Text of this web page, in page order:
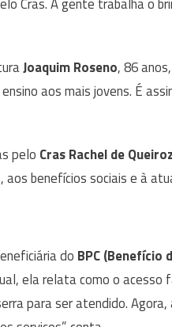
Joaquim Roseno, 86
aos mais jovens. É
pelo Cras Rachel de Queiroz
, aos benefícios sociais e à
do BPC (Benefício
ela relata como o acesso
para ser atendido.